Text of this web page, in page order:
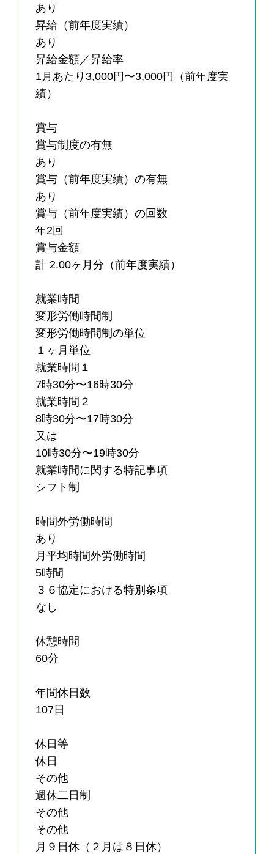
あり
昇給（前年度実績）
あり
昇給金額／昇給率
1月あたり3,000円〜3,000円（前年度実
績）
賞与
賞与制度の有無
あり
賞与（前年度実績）の有無
あり
賞与（前年度実績）の回数
年2回
賞与金額
計 2.00ヶ月分（前年度実績）
就業時間
変形労働時間制
変形労働時間制の単位
１ヶ月単位
就業時間１
7時30分〜16時30分
就業時間２
8時30分〜17時30分
又は
10時30分〜19時30分
就業時間に関する特記事項
シフト制
時間外労働時間
あり
月平均時間外労働時間
5時間
３６協定における特別条項
なし
休憩時間
60分
年間休日数
107日
休日等
休日
その他
週休二日制
その他
その他
月９日休（２月は８日休）